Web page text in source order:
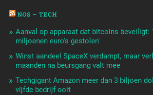
NOS – TECH
Aanval op apparaat dat bitcoins beveiligt:
miljoenen euro's gestolen'
Winst aandeel SpaceX verdampt, maar
maanden na beursgang valt mee
Techgigant Amazon meer dan 3 biljoen
vijfde bedrijf ooit